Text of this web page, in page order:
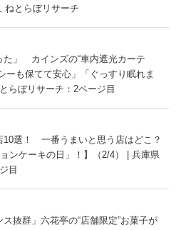
ねとらぼリサーチ
た」 カインズの“車内遮光カーテ
も保てて安心」「ぐっすり眠れま
らぼリサーチ：2ページ目
10選！ 一番うまいと思う店はどこ？
ンケーキの日」！】（2/4） | 兵庫県
目
ス抜群」六花亭の“店舗限定”お菓子が